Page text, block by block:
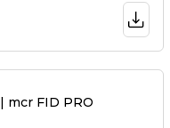
mcr FID PRO